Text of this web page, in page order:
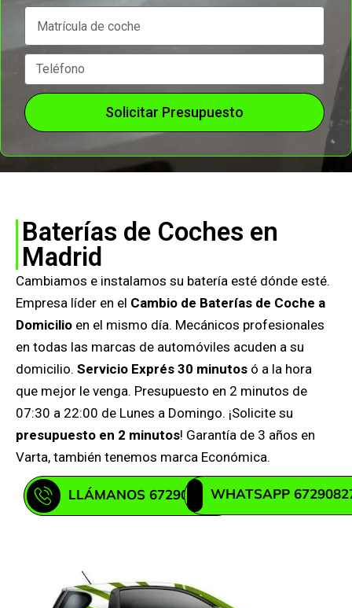
Solicitar Presupuesto
Baterías de Coches en
Madrid
Cambiamos e instalamos su batería esté dónde esté.
Empresa líder en el Cambio de Baterías de Coche a
Domicilio en el mismo día. Mecánicos profesionales
en todas las marcas de automóviles acuden a su
domicilio. Servicio Exprés 30 minutos ó a la hora
que mejor le venga. Presupuesto en 2 minutos de
07:30 a 22:00 de Lunes a Domingo. ¡Solicite su
presupuesto en 2 minutos! Garantía de 3 años en
Varta, también tenemos marca Económica.
LLÁMANOS 672908271WHATSAPP